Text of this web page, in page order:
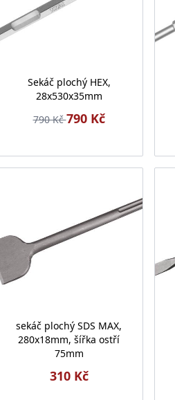
Sekáč plochý HEX,
28x530x35mm
790 Kč790 Kč
sekáč plochý SDS MAX,
280x18mm, šířka ostří
75mm
310 Kč